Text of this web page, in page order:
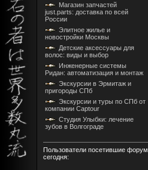
Магазин запчастей
just.parts: доставка по всей
России
Элитное жилье и
новостройки Москвы
Детские аксессуары для
волос: виды и выбор
Инженерные системы
Ридан: автоматизация и монтаж
Экскурсии в Эрмитаж и
пригороды СПб
Экскурсии и туры по СПб от
компании Captour
Студия Улыбки: лечение
зубов в Волгограде
Пользователи посетившие форум
сегодня: